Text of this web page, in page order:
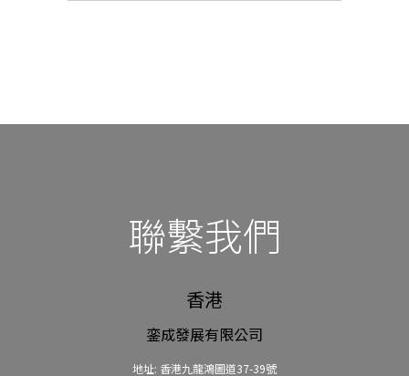
聯繫我們
香港
銮成發展有限公司
地址: 香港九龍鴻圖道37-39號